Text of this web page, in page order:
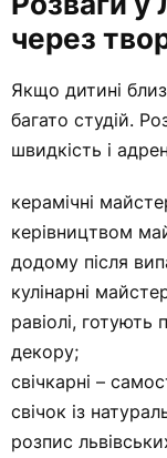
через
Якщо дитині
багато студій.
швидкість і
керамічні
керівництвом
додому після
кулінарні
равіолі, готують
декору;
свічкарні –
свічок із
розпис